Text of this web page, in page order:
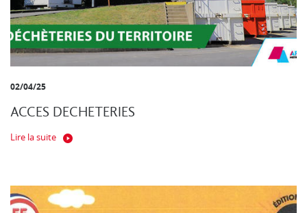
02/04/25
ACCES DECHETERIES
Lire la suite